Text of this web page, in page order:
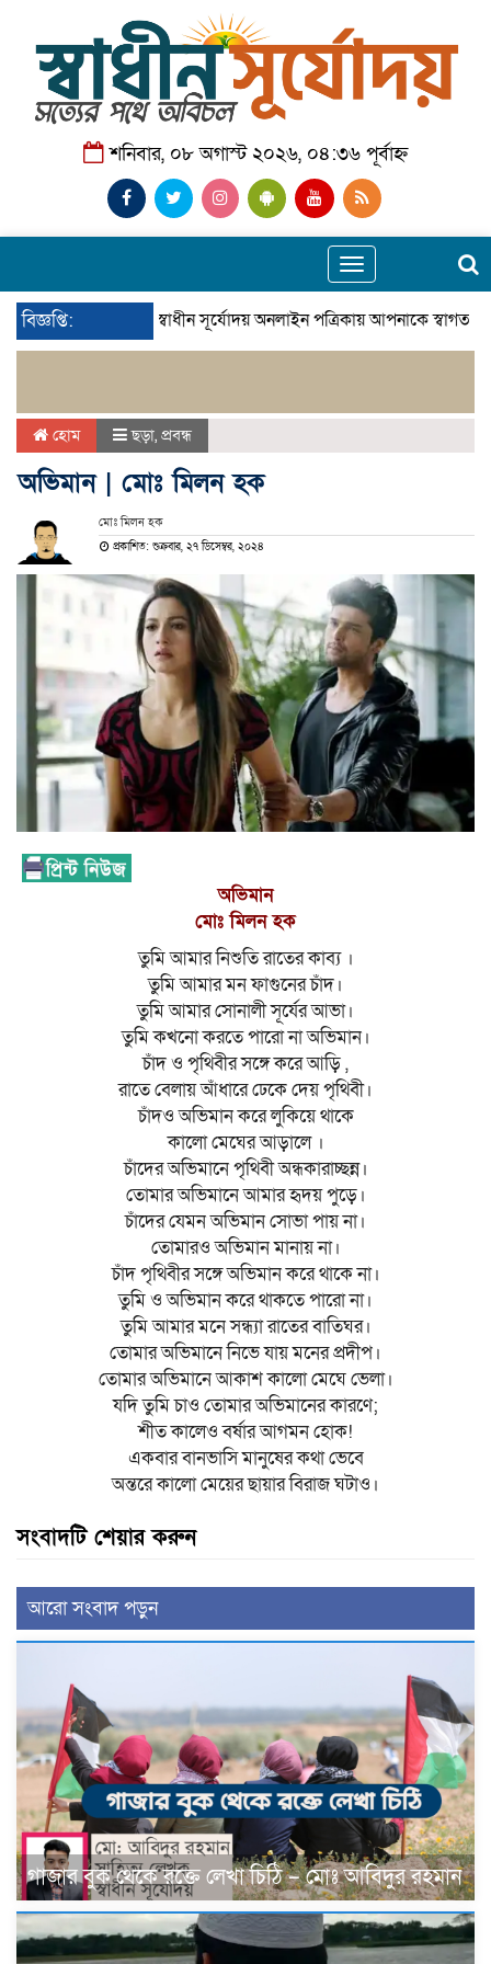
শনিবার, ০৮ অগাস্ট ২০২৬, ০৪:৩৬ পূর্বাহ্ন
Toggle
navigation
বিজ্ঞপ্তি: স্বাধীন সূর্যোদয় অনলাইন পত্রিকায় আপনাকে
হোম ছড়া, প্রবন্ধ
অভিমান | মোঃ মিলন হক
মোঃ মিলন হক
প্রকাশিত: শুক্রবার, ২৭ ডিসেম্বর, ২০২৪
অভিমান
মোঃ মিলন হক
তুমি আমার নিশুতি রাতের কাব্য ।
তুমি আমার মন ফাগুনের চাঁদ।
তুমি আমার সোনালী সূর্যের আভা।
তুমি কখনো করতে পারো না অভিমান।
চাঁদ ও পৃথিবীর সঙ্গে করে আড়ি ,
রাতে বেলায় আঁধারে ঢেকে দেয় পৃথিবী।
চাঁদও অভিমান করে লুকিয়ে থাকে
কালো মেঘের আড়ালে ।
চাঁদের অভিমানে পৃথিবী অন্ধকারাচ্ছন্ন।
তোমার অভিমানে আমার হৃদয় পুড়ে।
চাঁদের যেমন অভিমান সোভা পায় না।
তোমারও অভিমান মানায় না।
চাঁদ পৃথিবীর সঙ্গে অভিমান করে থাকে না।
তুমি ও অভিমান করে থাকতে পারো না।
তুমি আমার মনে সন্ধ্যা রাতের বাতিঘর।
তোমার অভিমানে নিভে যায় মনের প্রদীপ।
তোমার অভিমানে আকাশ কালো মেঘে ভেলা।
যদি তুমি চাও তোমার অভিমানের কারণে;
শীত কালেও বর্ষার আগমন হোক!
একবার বানভাসি মানুষের কথা ভেবে
অন্তরে কালো মেয়ের ছায়ার বিরাজ ঘটাও।
সংবাদটি শেয়ার করুন
আরো সংবাদ পড়ুন
গাজার বুক থেকে রক্তে লেখা চিঠি – মোঃ আবিদুর রহমান